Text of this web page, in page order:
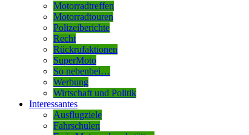
Motorradtreffen
Motorradtouren
Polizeiberichte
Recht
Rückrufaktionen
SuperMoto
So nebenbei…
Werbung
Wirtschaft und Politik
Interessantes
Ausflugziele
Fahrschulen